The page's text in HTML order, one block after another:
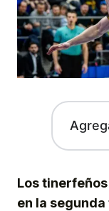
Los
en la